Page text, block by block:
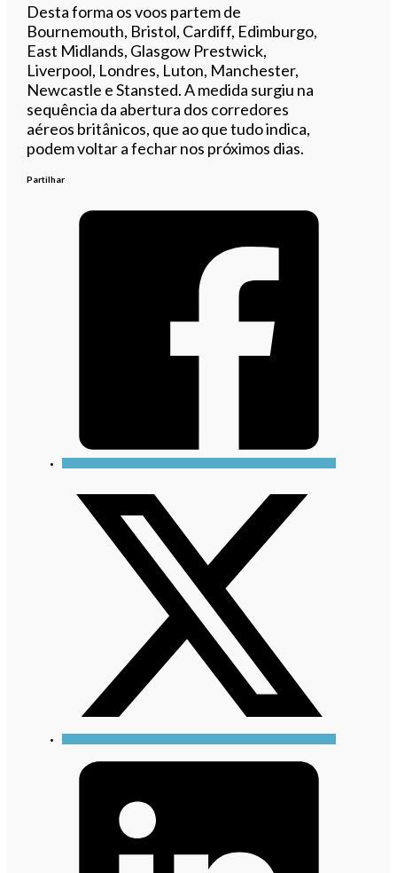
Desta forma os voos partem de
Bournemouth, Bristol, Cardiff, Edimburgo,
East Midlands, Glasgow Prestwick,
Liverpool, Londres, Luton, Manchester,
Newcastle e Stansted. A medida surgiu na
sequência da abertura dos corredores
aéreos britânicos, que ao que tudo indica,
podem voltar a fechar nos próximos dias.
Partilhar